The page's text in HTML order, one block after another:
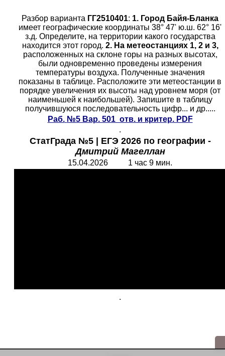
Разбор варианта ГГ2510401: 1. Город Байя-Бланка
имеет географические координаты 38° 47' ю.ш. 62° 16'
з.д. Определите, на территории какого государства
находится этот город. 2. На метеостанциях 1, 2 и 3,
расположенных на склоне горы на разных высотах,
были одновременно проведены измерения
температуры воздуха. Полученные значения
показаны в таблице. Расположите эти метеостанции в
порядке увеличения их высоты над уровнем моря (от
наименьшей к наибольшей). Запишите в таблицу
получившуюся последовательность цифр... и др.....
Раб. №5 Вар. 501 отв. и критер. PDF
.
СтатГрада №5
ЕГЭ 2026 по географии -
Дмитрий Магеллан
15.04.2026 1 час 9 мин.
.